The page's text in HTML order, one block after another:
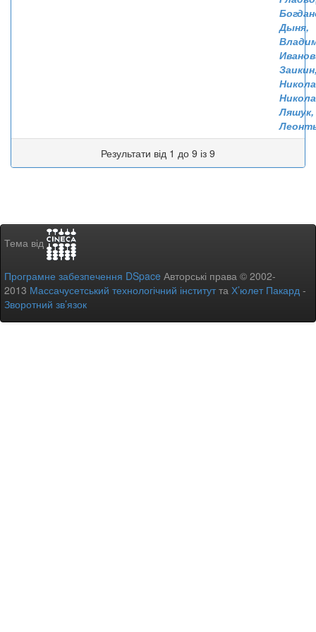
Дыня,
Результати від 1 до 9 із 9
Тема від
Програмне забезпечення DSpace Авторські права © 2002-
2013 Массачусетський технологічний інститутта Х’юлет Пакард -
Зворотний зв’язок